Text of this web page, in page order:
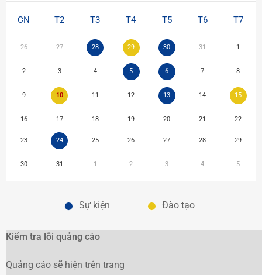
CN T2 T3 T4 T5 T6 T7
26 27 28 29 30 31 1
2 3 4 5 6 7 8
9 10 11 12 13 14 15
16 17 18 19 20 21 22
23 24 25 26 27 28 29
30 31 1 2 3 4 5
Sự kiện Đào tạo
Kiểm tra lỗi quảng cáo
Quảng cáo sẽ hiện trên trang